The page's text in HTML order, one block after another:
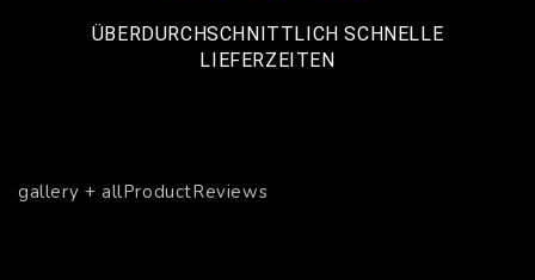
ÜBERDURCHSCHNITTLICH SCHNELLE
LIEFERZEITEN
gallery + allProductReviews